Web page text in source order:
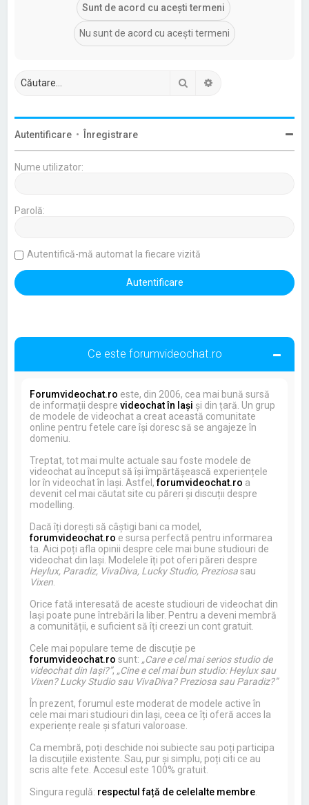
Căutare
Autentificare • Înregistrare
Nume utilizator:
Parolă:
Autentifică-mă automat la fiecare vizită
Ce este forumvideochat.ro
Forumvideochat.ro este, din 2006, cea mai bună sursă
de informații desprevideochat în Iași și din țară. Un grup
de modele de videochat a creat această comunitate
online pentru fetele care își doresc să se angajeze în
domeniu.
Treptat, tot mai multe actuale sau foste modele de
videochat au început să își împărtășească experiențele
lor în videochat în Iași. Astfel,forumvideochat.ro a
devenit cel mai căutat site cu păreri și discuții despre
modelling.
Dacă îți dorești să câștigi bani ca model,
forumvideochat.ro e sursa perfectă pentru informarea
ta. Aici poți afla opinii despre cele mai bune studiouri de
videochat din Iași. Modelele îți pot oferi păreri despre
Heylux, Paradiz, VivaDiva, Lucky Studio, Preziosasau
Vixen
Orice fată interesată de aceste studiouri de videochat din
Iași poate pune întrebări la liber. Pentru a deveni membră
a comunității, e suficient să îți creezi un cont gratuit.
Cele mai populare teme de discuție pe
forumvideochat.ro sunt: „Care e cel mai serios studio de
videochat din Iași?”, „Cine e cel mai bun studio: Heylux sau
Vixen? Lucky Studio sau VivaDiva? Preziosa sau Paradiz?”
În prezent, forumul este moderat de modele active în
cele mai mari studiouri din Iași, ceea ce îți oferă acces la
experiențe reale și sfaturi valoroase.
Ca membră, poți deschide noi subiecte sau poți participa
la discuțiile existente. Sau, pur și simplu, poți citi ce au
scris alte fete. Accesul este 100% gratuit.
Singura regulă: respectul față de celelalte membre